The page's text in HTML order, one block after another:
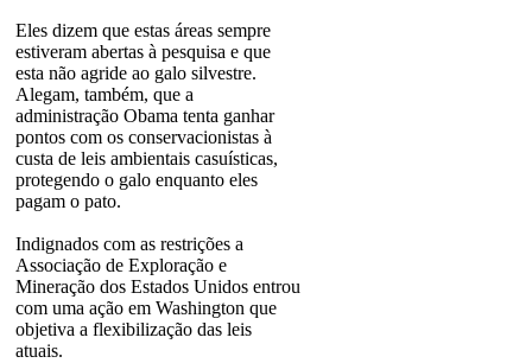
Eles dizem que estas áreas sempre
estiveram abertas à pesquisa e que
esta não agride ao galo silvestre.
Alegam, também, que a
administração Obama tenta ganhar
pontos com os conservacionistas à
custa de leis ambientais casuísticas,
protegendo o galo enquanto eles
pagam o pato.
Indignados com as restrições a
Associação de Exploração e
Mineração dos Estados Unidos entrou
com uma ação em Washington que
objetiva a flexibilização das leis
atuais.